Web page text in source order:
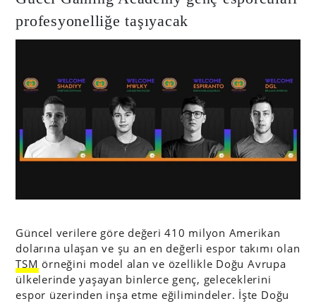
profesyonelliğe taşıyacak
Güncel verilere göre değeri 410 milyon Amerikan
dolarına ulaşan ve şu an en değerli espor takımı olan
TSM örneğini model alan ve özellikle Doğu Avrupa
ülkelerinde yaşayan binlerce genç, geleceklerini
espor üzerinden inşa etme eğilimindeler. İşte Doğu